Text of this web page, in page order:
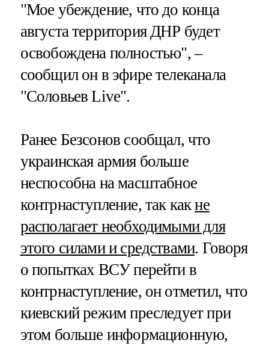
"Мое убеждение, что до конца
августа территория ДНР будет
освобождена полностью", –
сообщил он в эфире телеканала
"Соловьев Live".
Ранее Безсонов сообщал, что
украинская армия больше
неспособна на масштабное
контрнаступление, так какне
располагает необходимыми для
этого силами и средствами. Говоря
о попытках ВСУ перейти в
контрнаступление, он отметил, что
киевский режим преследует при
этом больше информационную,